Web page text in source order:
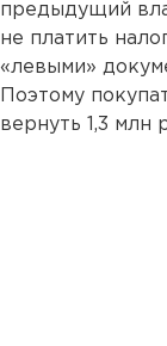
предыдущий
не платить
«левыми»
Поэтому
вернуть 1,3 млн